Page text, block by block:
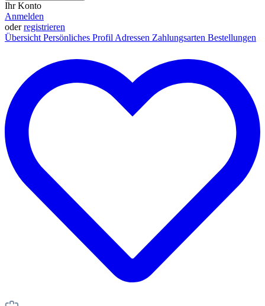
Ihr Konto
Anmelden
oderregistrieren
Übersicht Persönliches Profil Adressen Zahlungsarten Bestellungen